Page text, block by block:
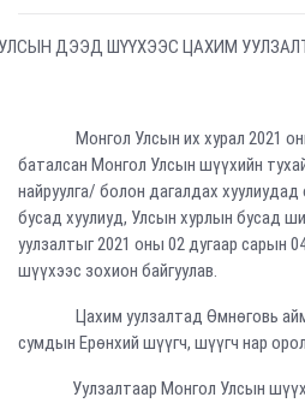
ДЭЭД ШҮҮХЭЭС ЦАХИМ
Монгол Улсын их хурал 2021 оны
баталсан Монгол Улсын шүүхийн
найруулга/ болон дагалдах
бусад хуулиуд, Улсын хурлын бусад
уулзалтыг 2021 оны 02 дугаар сарын
шүүхээс зохион байгуулав.
Цахим уулзалтад Өмнөговь
сумдын Ерөнхий шүүгч, шүүгч нар
Уулзалтаар Монгол Улсын